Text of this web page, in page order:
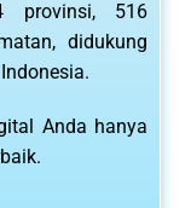
provinsi, 516
didukung
Anda hanya